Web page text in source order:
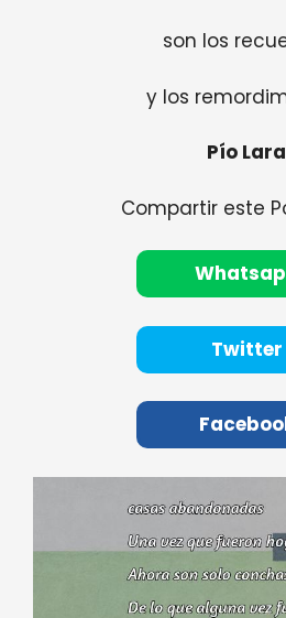
son los
y los
Pío Lara
Compartir este
Twitter